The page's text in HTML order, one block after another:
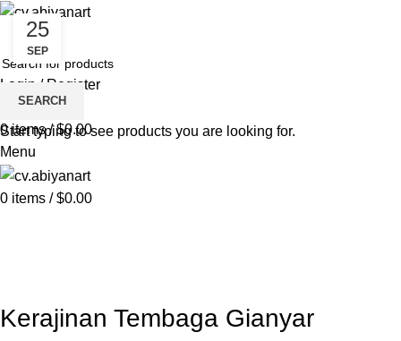
INSTAGRAM ABIYAN ART
Login / Register
Wishlist
0items / $0.00
Menu
0 items / $0.00
Kerajinan Tembaga Gianyar
25
SEP
SEARCH
Start typing to see products you are looking for.